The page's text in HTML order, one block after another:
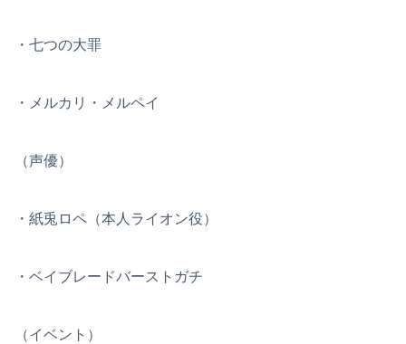
・七つの大罪
・メルカリ・メルペイ
（声優）
・紙兎ロペ（本人ライオン役）
・ベイブレードバーストガチ
（イベント）